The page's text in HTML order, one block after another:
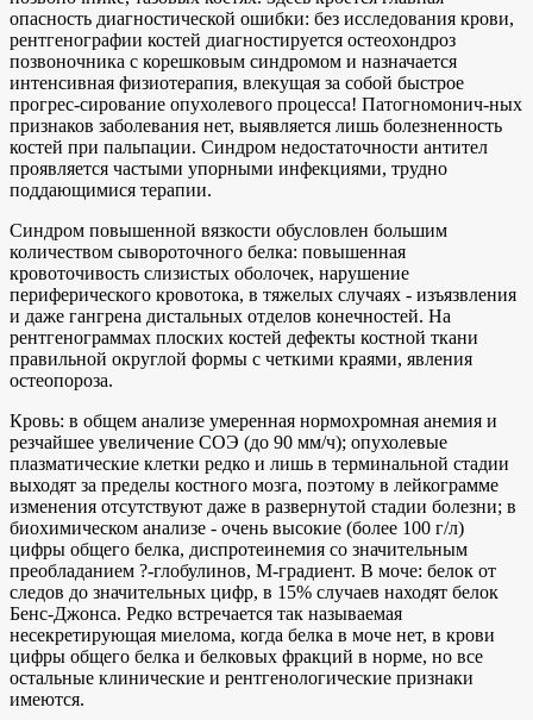
опасность диагностической ошибки: без исследования крови,
рентгенографии костей диагностируется остеохондроз
позвоночника с корешковым синдромом и назначается
интенсивная физиотерапия, влекущая за собой быстрое
прогрес-сирование опухолевого процесса! Патогномонич-ных
признаков заболевания нет, выявляется лишь болезненность
костей при пальпации. Синдром недостаточности антител
проявляется частыми упорными инфекциями, трудно
поддающимися терапии.
Синдром повышенной вязкости обусловлен большим
количеством сывороточного белка: повышенная
кровоточивость слизистых оболочек, нарушение
периферического кровотока, в тяжелых случаях - изъязвления
и даже гангрена дистальных отделов конечностей. На
рентгенограммах плоских костей дефекты костной ткани
правильной округлой формы с четкими краями, явления
остеопороза.
Кровь: в общем анализе умеренная нормохромная анемия и
резчайшее увеличение СОЭ (до 90 мм/ч); опухолевые
плазматические клетки редко и лишь в терминальной стадии
выходят за пределы костного мозга, поэтому в лейкограмме
изменения отсутствуют даже в развернутой стадии болезни; в
биохимическом анализе - очень высокие (более 100 г/л)
цифры общего белка, диспротеинемия со значительным
преобладанием ?-глобулинов, М-градиент. В моче: белок от
следов до значительных цифр, в 15% случаев находят белок
Бенс-Джонса. Редко встречается так называемая
несекретирующая миелома, когда белка в моче нет, в крови
цифры общего белка и белковых фракций в норме, но все
остальные клинические и рентгенологические признаки
имеются.